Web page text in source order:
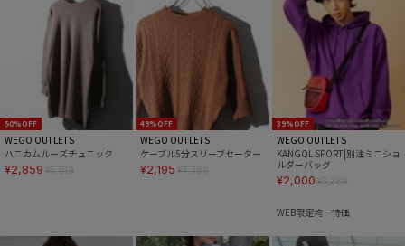
推し活グッズ
50%OFF
WEGO OUTLETS
ハニカムルーズチュニック
¥2,859 ¥5,819
49%OFF
WEGO OUTLETS
ケーブル5分スリーブセーター
¥2,195 ¥4,389
39%OFF
WEGO OUTLETS
KANGOL SPORT|別注ミニショ
ルダーバッグ
¥2,000 ¥3,289
WEB限定均一特価